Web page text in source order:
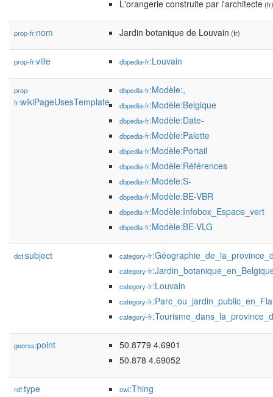
L'orangerie construite par l'architecte(fr)
prop-fr:nom Jardin botanique de Louvain (fr)
prop-fr:ville dbpedia-fr:Louvain
prop-
fr:wikiPageUsesTemplate
dbpedia-fr:Modèle:,
dbpedia-fr:Modèle:Belgique
dbpedia-fr:Modèle:Date-
dbpedia-fr:Modèle:Palette
dbpedia-fr:Modèle:Portail
dbpedia-fr:Modèle:Références
dbpedia-fr:Modèle:S-
dbpedia-fr:Modèle:BE-VBR
dbpedia-fr:Modèle:Infobox_Espace_vert
dbpedia-fr:Modèle:BE-VLG
dct:subject category-fr
category-fr
category-fr:Louvain
category-fr
category-fr
georss:point
50.8779 4.6901
50.878 4.69052
rdf:type owl:Thing